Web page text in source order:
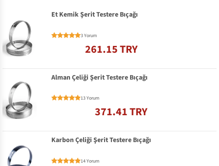
Et Kemik Şerit Testere Bıçağı
3 Yorum
261.15 TRY
Alman Çeliği Şerit Testere Bıçağı
13 Yorum
371.41 TRY
Karbon Çeliği Şerit Testere Bıçağı
14 Yorum